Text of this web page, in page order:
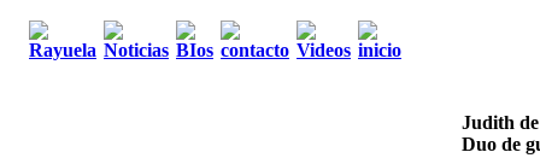
Judith
Duo de